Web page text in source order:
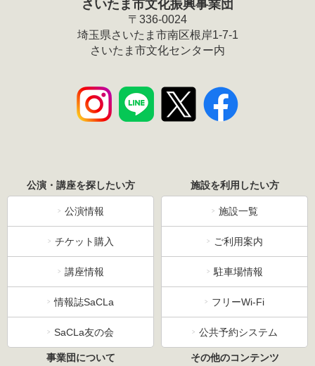
さいたま市文化振興事業団
〒336-0024
埼玉県さいたま市南区根岸1-7-1
さいたま市文化センター内
公演・講座を探したい方
公演情報
チケット購入
講座情報
情報誌SaCLa
SaCLa友の会
施設を利用したい方
施設一覧
ご利用案内
駐車場情報
フリーWi-Fi
公共予約システム
事業団について その他のコンテンツ